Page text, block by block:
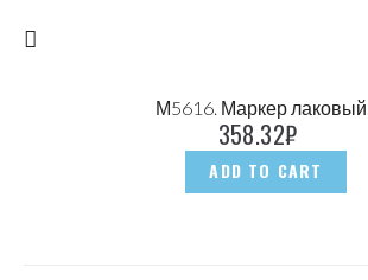
М5616. Маркер
358.32₽
ADD TO CART